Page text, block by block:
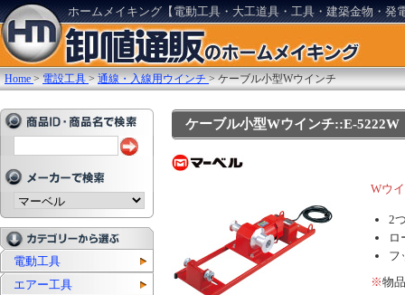
ホームメイキング【電動工具・大工道具・工具・建築金物・発
Home >電設工具 >通線・入線用ウインチ >ケーブル小型Wウインチ
電動工具
エアー工具
ケーブル小型Wウインチ::E-5222W
Wウ
2
ロ
フ
※物